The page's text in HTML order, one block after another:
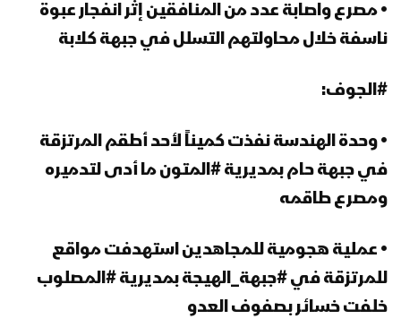
• مصرع واصابة عدد من المنافقين إثر انفجار عبوة
ناسفة خلال محاولتهم التسلل في جبهة كلابة
#الجوف:
• وحدة الهندسة نفذت كميناً لأحد أطقم المرتزقة
في جبهة حام بمديرية #المتون ما أدى لتدميره
ومصرع طاقمه
• عملية هجومية للمجاهدين استهدفت مواقع
للمرتزقة في #جبهة_الهيجة بمديرية #المصلوب
خلفت خسائر بصفوف العدو